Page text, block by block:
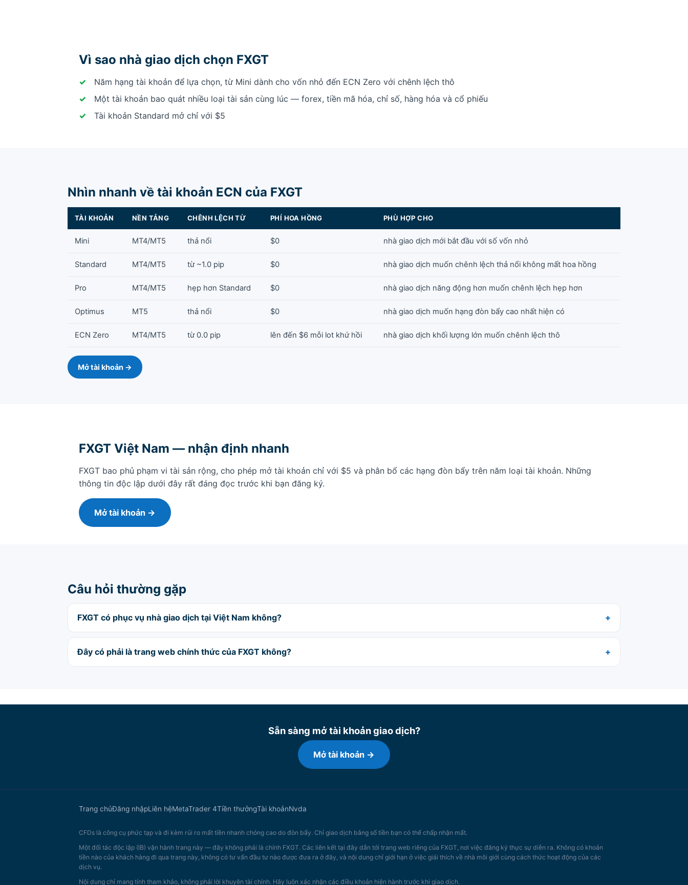
Vì sao nhà giao dịch chọn FXGT
Năm hạng tài khoản để lựa chọn, từ Mini dành cho vốn nhỏ đến ECN Zero với chênh lệch thô
Một tài khoản bao quát nhiều loại tài sản cùng lúc — forex, tiền mã hóa, chỉ số, hàng hóa và cổ phiếu
Tài khoản Standard mở chỉ với $5
Nhìn nhanh về tài khoản ECN của FXGT
TÀI KHOẢN NỀN TẢNG CHÊNH LỆCH TỪ PHÍ HOA HỒNG PHÙ HỢP CHO
Mini MT4/MT5 thả nổi $0 nhà giao dịch mới bắt đầu với số vốn nhỏ
Standard MT4/MT5 từ ~1.0 pip $0 nhà giao dịch muốn chênh lệch thả nổi không mất hoa hồng
Pro MT4/MT5 hẹp hơn Standard $0 nhà giao dịch năng động hơn muốn chênh lệch hẹp hơn
Optimus MT5 thả nổi $0 nhà giao dịch muốn hạng đòn bẩy cao nhất hiện có
ECN Zero MT4/MT5 từ 0.0 pip lên đến $6 mỗi lot khứ hồi nhà giao dịch khối lượng lớn muốn chênh lệch thô
Mở tài khoản →
FXGT Việt Nam — nhận định nhanh
FXGT bao phủ phạm vi tài sản rộng, cho phép mở tài khoản chỉ với $5 và phân bổ các hạng đòn bẩy trên năm loại tài khoản. Những
thông tin độc lập dưới đây rất đáng đọc trước khi bạn đăng ký.
Mở tài khoản →
Câu hỏi thường gặp
FXGT có phục vụ nhà giao dịch tại Việt Nam không?
Đây có phải là trang web chính thức của FXGT không?
Sẵn sàng mở tài khoản giao dịch?
Mở tài khoản →
Trang chủĐăng nhậpLiên hệMetaTrader 4Tiền thưởngTài khoảnNvda
CFDs là công cụ phức tạp và đi kèm rủi ro mất tiền nhanh chóng cao do đòn bẩy. Chỉ giao dịch bằng số tiền bạn có thể chấp nhận mất.
Một đối tác độc lập (IB) vận hành trang này — đây không phải là chính FXGT. Các liên kết tại đây dẫn tới trang web riêng của FXGT, nơi việc đăng ký thực sự diễn ra. Không có khoản
tiền nào của khách hàng đi qua trang này, không có tư vấn đầu tư nào được đưa ra ở đây, và nội dung chỉ giới hạn ở việc giải thích về nhà môi giới cùng cách thức hoạt động của các
dịch vụ.
Nội dung chỉ mang tính tham khảo, không phải lời khuyên tài chính. Hãy luôn xác nhận các điều khoản hiện hành trước khi giao dịch.